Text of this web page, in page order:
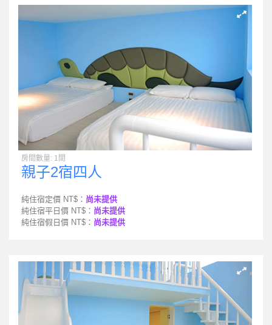
房間數量: 1間
親子2宿四人
純住宿定價 NT$： 尚未提供
純住宿平日價 NT$： 尚未提供
純住宿假日價 NT$： 尚未提供